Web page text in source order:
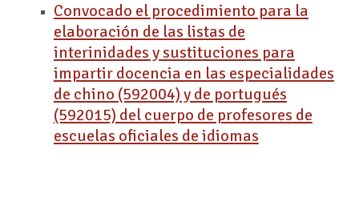
Convocado el procedimiento para la
elaboración de las listas de
interinidades y sustituciones para
impartir docencia en las especialidades
de chino (592004) y de portugués
(592015) del cuerpo de profesores de
escuelas oficiales de idiomas